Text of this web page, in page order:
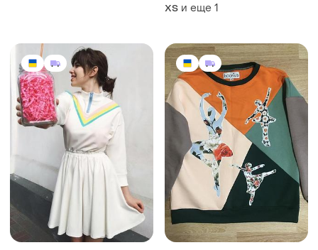
ХS и еще 1